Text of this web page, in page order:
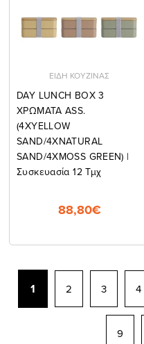
ΕΙΔΗ ΚΟΥΖΙΝΑΣ
DAY LUNCH ΒΟΧ 3
ΧΡΩΜΑΤΑ ASS.
(4XYELLOW
SAND/4XNATURAL
SAND/4XMOSS GREEN) |
Συσκευασία 12 Τμχ
88,80€
1 2 3 4
9